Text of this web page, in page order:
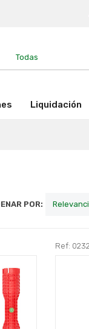
Liquidación
POR:
Ref: